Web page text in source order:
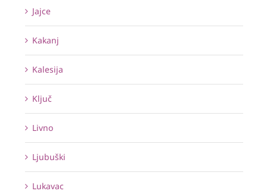
Jajce
Kakanj
Kalesija
Ključ
Livno
Ljubuški
Lukavac